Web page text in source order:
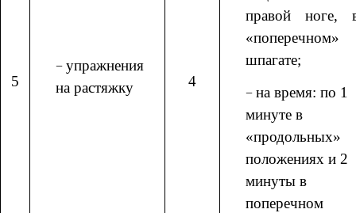
5
упражнения
на растяжку
4
правой ноге,
«поперечном»
шпагате;
на время: по 1
минуте в
«продольных»
положениях и 2
минуты в
поперечном